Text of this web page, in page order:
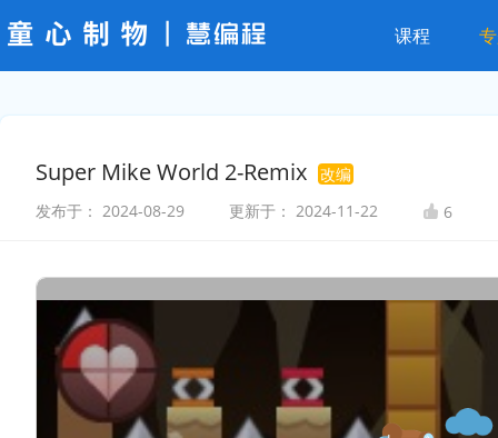
课程
Super Mike World 2-Remix
改编
发布于： 2024-08-29 更新于： 2024-11-22 6